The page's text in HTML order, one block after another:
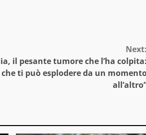
Next:
il pesante tumore che l’ha colpita:
che ti può esplodere da un